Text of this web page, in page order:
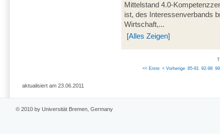
Mittelstand 4.0-
ist, des Interessenverbands
Wirtschaft,...
[Alles Zeigen]
<< Erste < Vorherige 85-91 92-98
aktualisiert am 23.06.2011
© 2010 by Universität Bremen, Germany